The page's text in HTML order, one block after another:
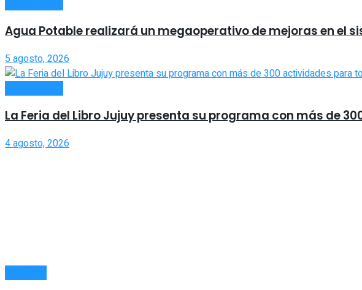
Agua Potable realizará un megaoperativo de mejoras en el
5 agosto, 2026
La Feria del Libro Jujuy presenta su programa con más de
4 agosto, 2026